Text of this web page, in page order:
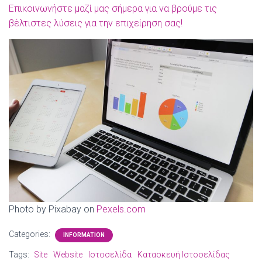
Επικοινωνήστε μαζί μας σήμερα για να βρούμε τις
βέλτιστες λύσεις για την επιχείρηση σας!
Photo by Pixabay on Pexels.com
Categories: INFORMATION
Tags: Site Website Ιστοσελίδα Κατασκευή Ιστοσελίδας